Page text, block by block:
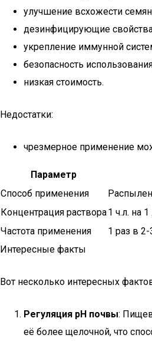
улучшение всхожести
дезинфицирующие
укрепление иммунной
безопасность
низкая стоимость.
Недостатки:
чрезмерное применение
Параметр
Способ применения
Концентрация раствора1 ч.л. на
Частота применения
1 раз в
Интересные факты
Вот несколько интересных
Регуляция pH почвы:
её более щелочной, что